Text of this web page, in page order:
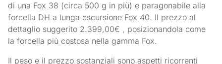
di una Fox 38 (circa 500 g in più) e paragonabile alla
forcella DH a lunga escursione Fox 40. Il prezzo al
dettaglio suggerito 2.399,00€ , posizionandola come
la forcella più costosa nella gamma Fox.
Il peso e il prezzo sostanziali sono aspetti ricorrenti